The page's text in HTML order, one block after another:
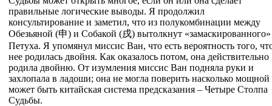
правильные логические выводы. Я продолжил
консультирование и заметил, что из полукомбинации между
Обезьяной (申) и Собакой (戌) вытолкнут «замаскированного»
Петуха. Я упомянул миссис Ван, что есть вероятность того,
нее родилась двойня. Как оказалось потом, она действительно
родила двойню. От изумления миссис Ван подняла руки и
захлопала в ладоши; она не могла поверить насколько мощной
может быть китайская система предсказания – Четыре Столпа
Судьбы.